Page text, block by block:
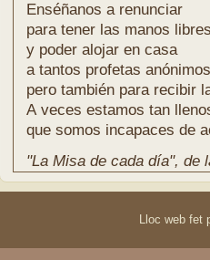
Enséñanos a renunciar
para tener las manos
y poder alojar en casa
a tantos profetas
pero también para recibir
A veces estamos tan
que somos incapaces de
"La Misa de cada día", de
Lloc web fet